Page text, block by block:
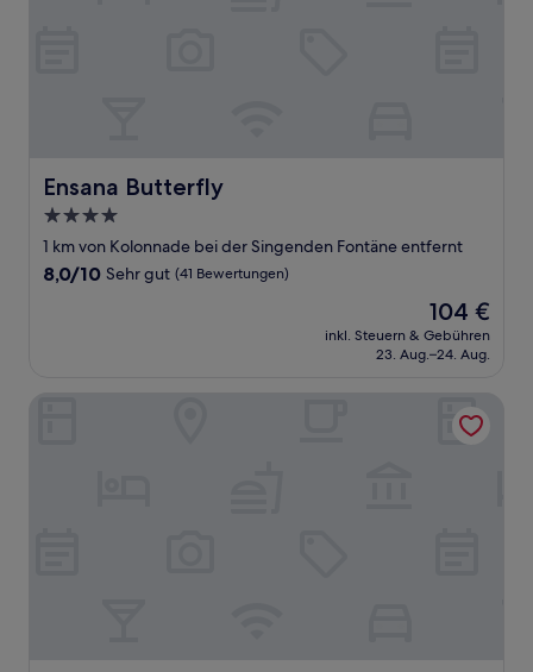
Ensana Butterfly
Ensana Butterfly
4.0-
Sterne-
Unterkunft
1 km von Kolonnade bei der Singenden Fontäne entfernt
8.0
Bewertungen)
8,0/10 Sehr gut (41 Bewertungen)
Der
Preis
beträgt
104 €
inkl. Steuern & Gebühren
23. Aug.–24. Aug.
Swissôtel Marianske Lazne - Opened in December 2025